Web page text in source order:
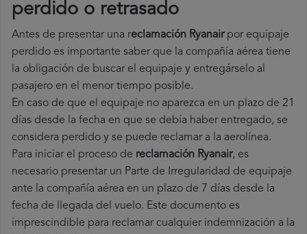
perdido o retrasado
Antes de presentar una reclamación Ryanairpor equipaje
perdido es importante saber que la compañía aérea tiene
la obligación de buscar el equipaje y entregárselo al
pasajero en el menor tiempo posible.
En caso de que el equipaje no aparezca en un plazo de 21
días desde la fecha en que se debía haber entregado, se
considera perdido y se puede reclamar a la aerolínea.
Para iniciar el proceso de reclamación Ryanair, es
necesario presentar un Parte de Irregularidad de equipaje
ante la compañía aérea en un plazo de 7 días desde la
fecha de llegada del vuelo. Este documento es
imprescindible para reclamar cualquier indemnización a la